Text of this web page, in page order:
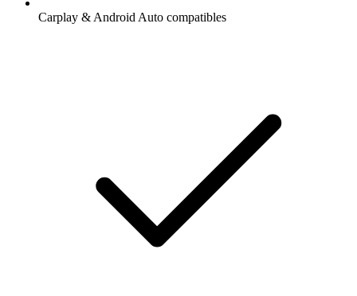
Carplay & Android Auto compatibles